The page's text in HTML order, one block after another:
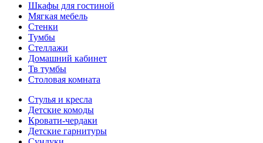
Шкафы для гостиной
Мягкая мебель
Стенки
Тумбы
Стеллажи
Домашний кабинет
Тв тумбы
Столовая комната
Стулья и кресла
Детские комоды
Кровати-чердаки
Детские гарнитуры